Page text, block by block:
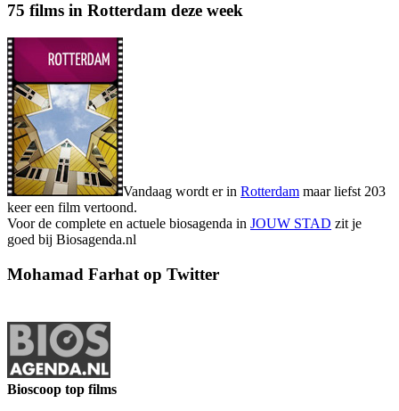
75 films in Rotterdam deze week
Vandaag wordt er in Rotterdam maar liefst 203
keer een film vertoond.
Voor de complete en actuele biosagenda in JOUW STAD zit je
goed bij Biosagenda.nl
Mohamad Farhat op Twitter
Bioscoop top films